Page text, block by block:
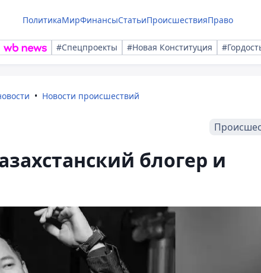
ПолитикаМирФинансыСтатьиПроисшествияПраво
#Спецпроекты #Новая Конституция
Новости происшествий
блогер и